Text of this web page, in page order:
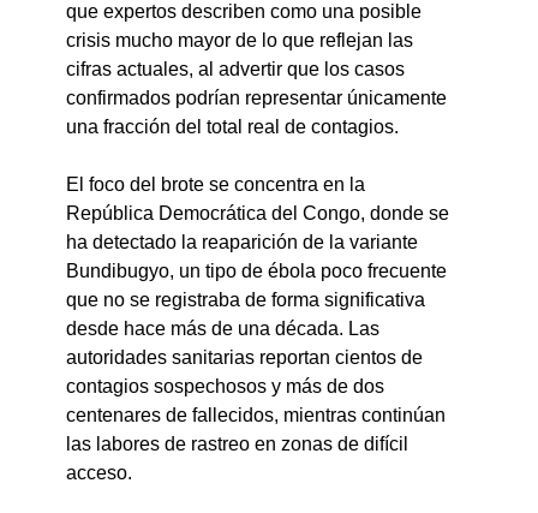
que expertos describen como una posible
crisis mucho mayor de lo que reflejan las
cifras actuales, al advertir que los casos
confirmados podrían representar únicamente
una fracción del total real de contagios.
El foco del brote se concentra en la
República Democrática del Congo, donde se
ha detectado la reaparición de la variante
Bundibugyo, un tipo de ébola poco frecuente
que no se registraba de forma significativa
desde hace más de una década. Las
autoridades sanitarias reportan cientos de
contagios sospechosos y más de dos
centenares de fallecidos, mientras continúan
las labores de rastreo en zonas de difícil
acceso.